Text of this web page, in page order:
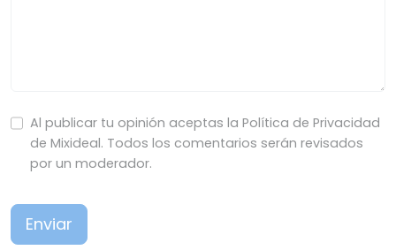
Al publicar tu opinión aceptas la Política de Privacidad
de Mixideal. Todos los comentarios serán revisados
por un moderador.
Enviar